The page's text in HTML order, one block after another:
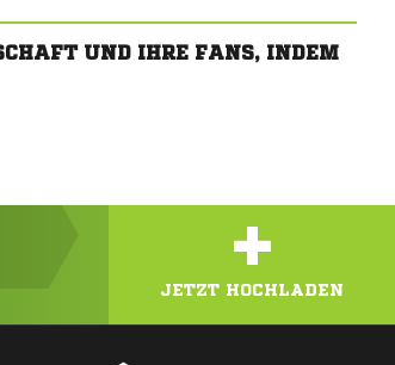
UND IHRE FANS, INDEM
+
JETZT HOCHLADEN